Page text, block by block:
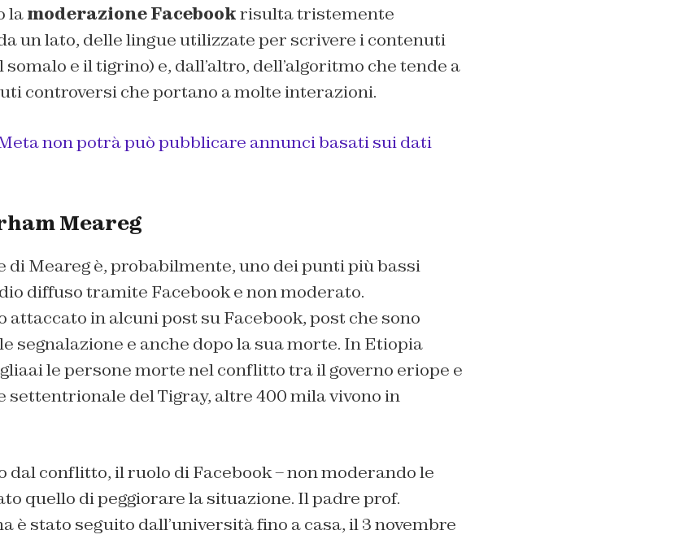
lamoderazione Facebookrisulta tristemente
un lato, delle lingue utilizzate per scrivere i contenuti
somalo e il tigrino) e, dall’altro, dell’algoritmo che tende a
controversi che portano a molte interazioni.
non potrà può pubblicare annunci basati sui dati
Meareg
di Meareg è, probabilmente, uno dei punti più bassi
diffuso tramite Facebook e non moderato.
attaccato in alcuni post su Facebook, post che sono
segnalazione e anche dopo la sua morte. In Etiopia
le persone morte nel conflitto tra il governo eriope e
settentrionale del Tigray, altre 400 mila vivono in
dal conflitto, il ruolo di Facebook – non moderando le
quello di peggiorare la situazione. Il padre prof.
è stato seguito dall’università fino a casa, il 3 novembre